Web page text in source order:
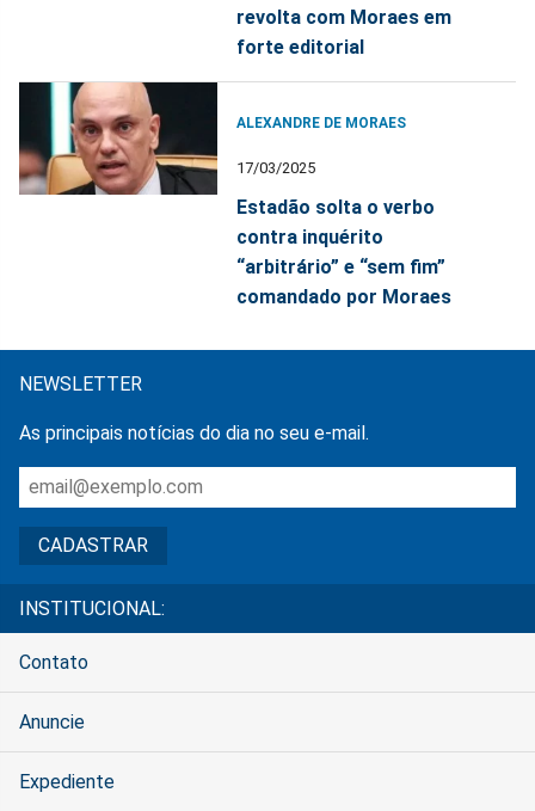
revolta com Moraes em
forte editorial
ALEXANDRE DE MORAES
17/03/2025
Estadão solta o verbo
contra inquérito
“arbitrário” e “sem fim”
comandado por Moraes
NEWSLETTER
As principais notícias do dia no seu e-mail.
INSTITUCIONAL:
Contato
Anuncie
Expediente